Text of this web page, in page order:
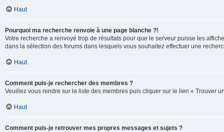
Haut
Pourquoi ma recherche renvoie à une page blanche ?!
Votre recherche a renvoyé trop de résultats pour que le serveur puisse les
dans la sélection des forums dans lesquels vous souhaitez effectuer une
Haut
Comment puis-je rechercher des membres ?
Veuillez vous rendre sur la liste des membres puis cliquer sur le lien « Trouver
Haut
Comment puis-je retrouver mes propres messages et sujets ?